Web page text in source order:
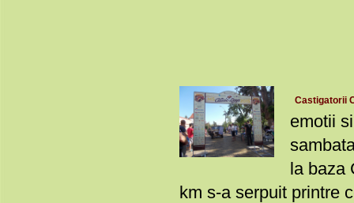
Castigatorii
emotii
la baza
km s-a serpuit printre